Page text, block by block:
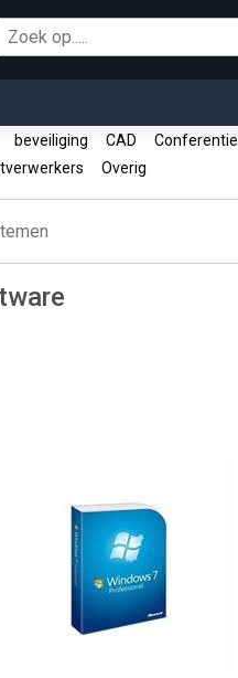
beveiliging CAD Conferentie
Overig